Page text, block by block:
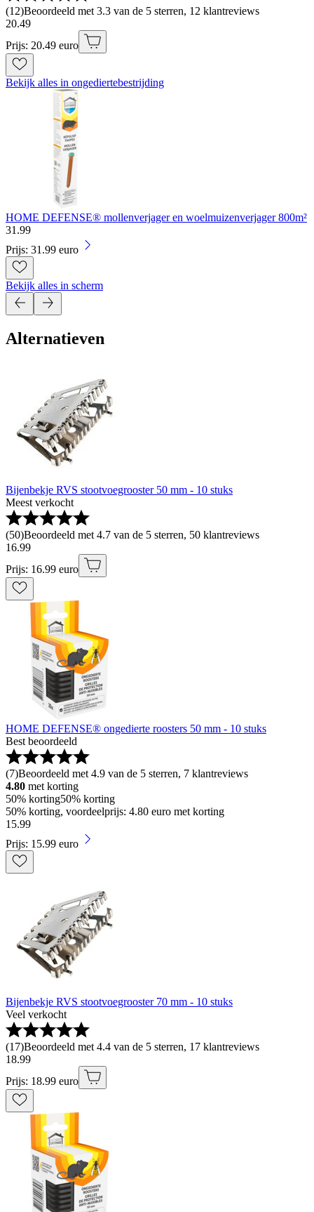
(12)Beoordeeld met 3.3 van de 5 sterren, 12 klantreviews
20.49
Prijs: 20.49 euro
Bekijk alles in ongediertebestrijding
HOME DEFENSE® mollenverjager en woelmuizenverjager 800m²
31 .99
Prijs: 31.99 euro
Bekijk alles in scherm
Alternatieven
Bijenbekje RVS stootvoegrooster 50 mm - 10 stuks
Meest verkocht
(50)Beoordeeld met 4.7 van de 5 sterren, 50 klantreviews
16.99
Prijs: 16.99 euro
HOME DEFENSE® ongedierte roosters 50 mm - 10 stuks
Best beoordeeld
(7)Beoordeeld met 4.9 van de 5 sterren, 7 klantreviews
4.80 met korting
50% korting50% korting
50% korting, voordeelprijs: 4.80 euro met korting
15.99
Prijs: 15.99 euro
Bijenbekje RVS stootvoegrooster 70 mm - 10 stuks
Veel verkocht
(17)Beoordeeld met 4.4 van de 5 sterren, 17 klantreviews
18.99
Prijs: 18.99 euro